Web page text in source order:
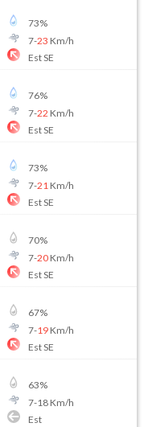
73%
7-23 Km/h
Est SE
76%
7-22 Km/h
Est SE
73%
7-21 Km/h
Est SE
70%
7-20Km/h
Est SE
67%
7-19Km/h
Est SE
63%
7-18Km/h
Est